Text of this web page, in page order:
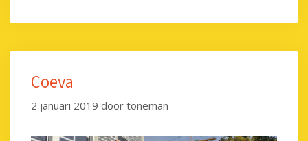
Coeva
2 januari 2019 door toneman